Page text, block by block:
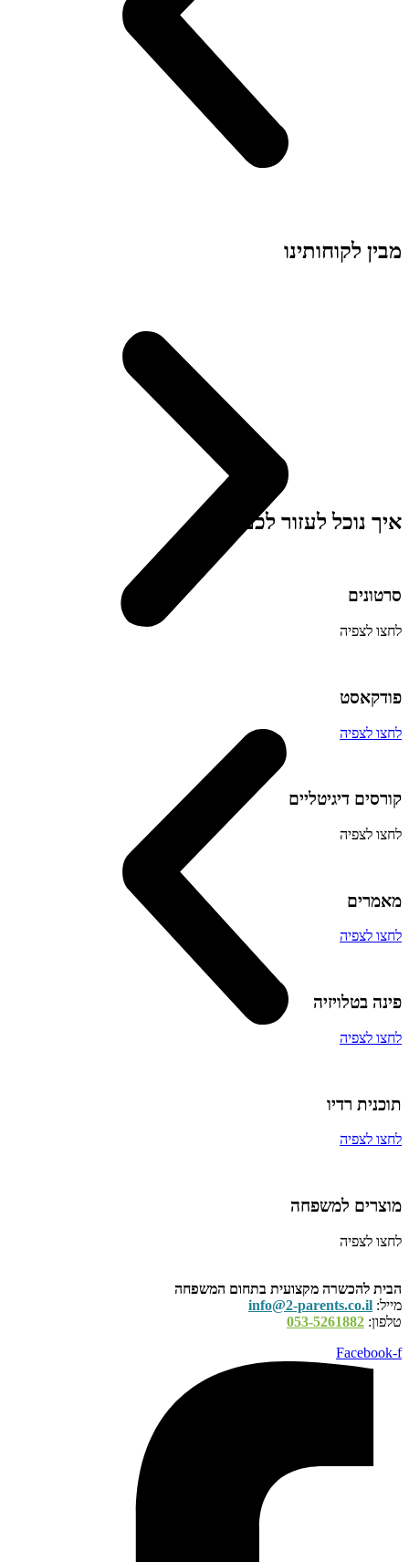
מבין לקוחותינו
איך נוכל לעזור לכם?
סרטונים
לחצו לצפיה
פודקאסט
לחצו לצפיה
קורסים דיגיטליים​
לחצו לצפיה
מאמרים
לחצו לצפיה
פינה בטלויזיה​
לחצו לצפיה
תוכנית רדיו
לחצו לצפיה
מוצרים למשפחה​
לחצו לצפיה
הבית להכשרה מקצועית בתחום המשפחה
מייל: info@2-parents.co.il
טלפון: 053-5261882
Facebook-f